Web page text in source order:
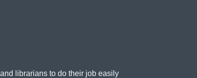
librarians to do their job easily